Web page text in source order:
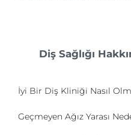
Diş Sağlığı
İyi Bir Diş Kliniği Nasıl
Geçmeyen Ağız Yarası